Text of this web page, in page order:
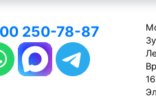
250-78-87
16